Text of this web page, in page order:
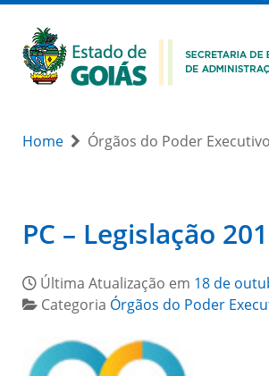
Home Órgãos do Poder Executivo
PC – Legislação
Última Atualização em 18 de
Categoria Órgãos do Poder